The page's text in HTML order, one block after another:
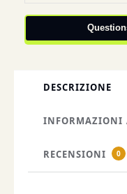
DESCRIZIONE
INFORMAZIONI
RECENSIONI 0